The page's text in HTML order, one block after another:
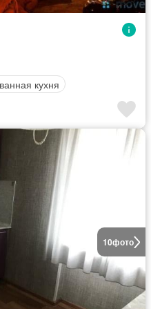
кухня
10фото